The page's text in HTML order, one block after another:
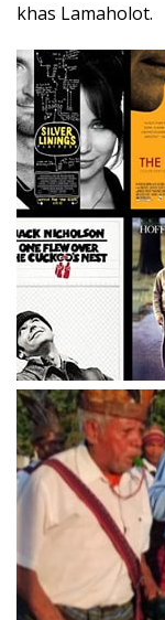
khas Lamaholot.